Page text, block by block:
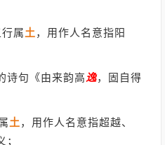
属土 ，用作人名意指阳
句《由来韵高逸，固自得
土 ，用作人名意指超越、